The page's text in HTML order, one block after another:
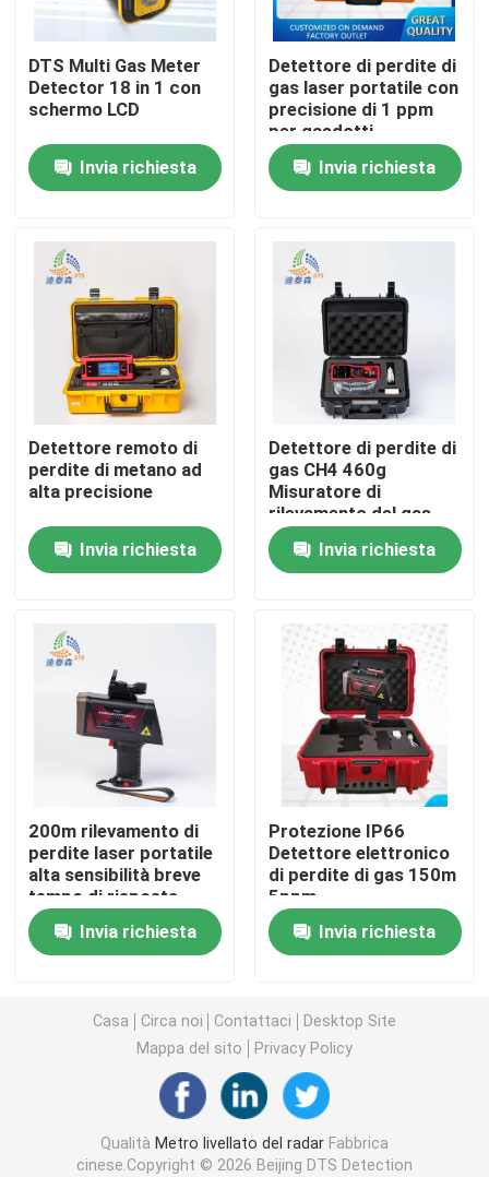
Casa
Prodotti
Video
Chi siamo
Fatory Tour
Controllo di qualità
Contattaci
Richiedere un preventivo
Sensore livellato del radar
Indicatore di livello radar
Trasmettitore livellato del radar di 80 gigahertz
Indicatore di livello radar
Strumento a livello radar
Non trasmettitore livellato del radar del contatto
Trasmettitore di livello liquido radar
Detettore laser di metano
DTS Multi Gas Meter
Detector 18 in 1 con
schermo LCD
Invia richiesta
Detettore di perdite di
gas laser portatile con
precisione di 1 ppm
per gasdotti
Invia richiesta
Detettore remoto di
perdite di metano ad
alta precisione
Invia richiesta
Detettore di perdite di
gas CH4 460g
Misuratore di
rilevamento del gas
naturale leggero
Invia richiesta
200m rilevamento di
perdite laser portatile
alta sensibilità breve
tempo di risposta
100ms
Invia richiesta
Protezione IP66
Detettore elettronico
di perdite di gas 150m
5ppm
Invia richiesta
Casa Circa noi Contattaci
Desktop Site
Mappa del sito
Privacy Policy
Qualità Metro livellato del radarFabbrica
cinese.Copyright © 2026 Beijing DTS Detection